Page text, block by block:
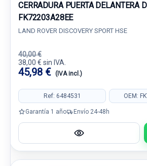
CERRADURA PUERTA DELANTERA
FK72203A28EE
LAND ROVER DISCOVERY SPORT HSE
40,00 €
38,00 € sin IVA.
45,98 € (IVA incl.)
Ref: 6484531 OEM:
Garantía 1 año Envío 24-48h